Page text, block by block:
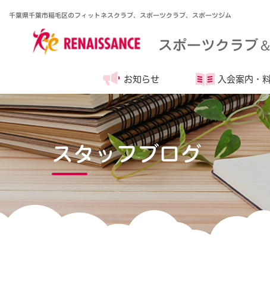
千葉県千葉市稲毛区のフィットネスクラブ、スポーツクラブ、スポーツジム
スポーツクラブ＆
お知らせ 入会案内・
スタッフブログ